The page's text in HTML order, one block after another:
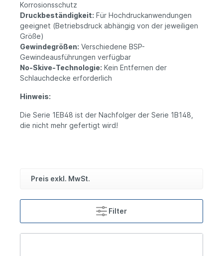
Korrosionsschutz
Druckbeständigkeit: Für Hochdruckanwendungen
geeignet (Betriebsdruck abhängig von der jeweiligen
Größe)
Gewindegrößen: Verschiedene BSP-
Gewindeausführungen verfügbar
No-Skive-Technologie: Kein Entfernen der
Schlauchdecke erforderlich
Hinweis:
Die Serie 1EB48 ist der Nachfolger der Serie 1B148,
die nicht mehr gefertigt wird!
Preis exkl. MwSt.
Filter